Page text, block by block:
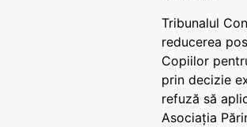
Tribunalul
reducerea
Copiilor
prin decizie
refuză să
Asociația